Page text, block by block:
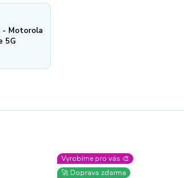
- Motorola
5G
Vyrobíme pro vás 🎨
🚀 Doprava zdarma